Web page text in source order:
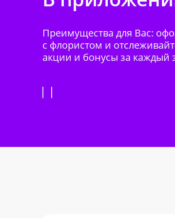
Преимущества для Вас:
с флористом и
акции и бонусы за каждый